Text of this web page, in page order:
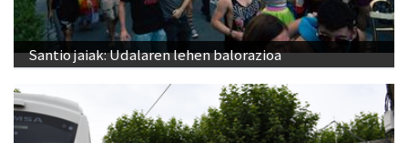
Santio jaiak: Udalaren lehen balorazioa